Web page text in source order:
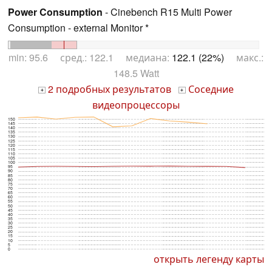
Power Consumption - Cinebench R15 Multi Power
Consumption - external Monitor *
min: 95.6 сред.: 122.1 медиана: 122.1 (22%) макс.:
148.5 Watt
+ 2 подробных результатов + Соседние
видеопроцессоры
0
5
10
15
20
25
30
35
40
45
50
55
60
65
70
75
80
85
90
95
100
105
110
115
120
125
130
135
140
145
150
открыть легенду карты